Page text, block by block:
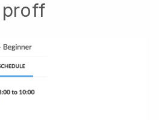
proff